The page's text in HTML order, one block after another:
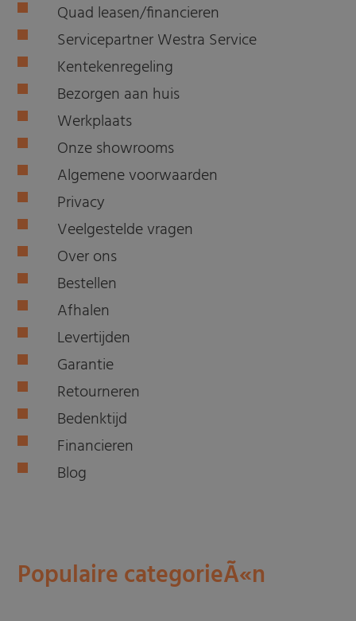
Quad leasen/financieren
Servicepartner Westra Service
Kentekenregeling
Bezorgen aan huis
Werkplaats
Onze showrooms
Algemene voorwaarden
Privacy
Veelgestelde vragen
Over ons
Bestellen
Afhalen
Levertijden
Garantie
Retourneren
Bedenktijd
Financieren
Blog
Populaire categorieÃ«n